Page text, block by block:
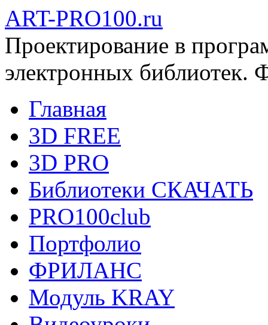
ART-PRO100.ru
Проектирование в
электронных библиотек.
Главная
3D FREE
3D PRO
Библиотеки СКАЧАТЬ
PRO100club
Портфолио
ФРИЛАНС
Модуль KRAY